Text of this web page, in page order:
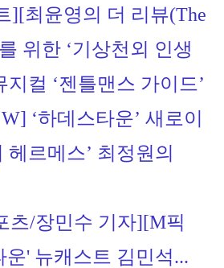
][최윤영의 더 리뷰(The
위한 ‘기상천외 인생
지컬 ‘젠틀맨스 가이드’
‘하데스타운’ 새로이
헤르메스’ 최정원의
츠/장민수 기자][M픽
' 뉴캐스트 김민석...